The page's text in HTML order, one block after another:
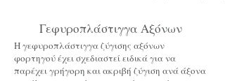
Γεφυροπλάστιγγα Αξόνων
Η γεφυροπλάστιγγα ζύγισης αξόνων
φορτηγού έχει σχεδιαστεί ειδικά για να
παρέχει γρήγορη και ακριβή ζύγιση ανά άξονα